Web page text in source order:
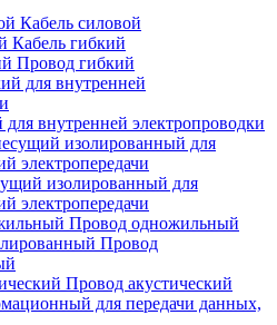
Кабель силовой
Кабель гибкий
Провод гибкий
внутренней электропроводки
изолированный для
электропередачи
Провод одножильный
Провод
Провод акустический